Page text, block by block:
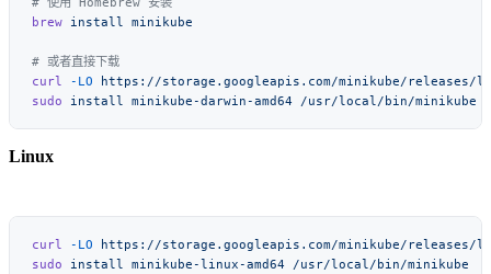
brew install
curl -LO
sudo install minikube-darwin-amd64
Linux
curl -LO
sudo install minikube-linux-amd64